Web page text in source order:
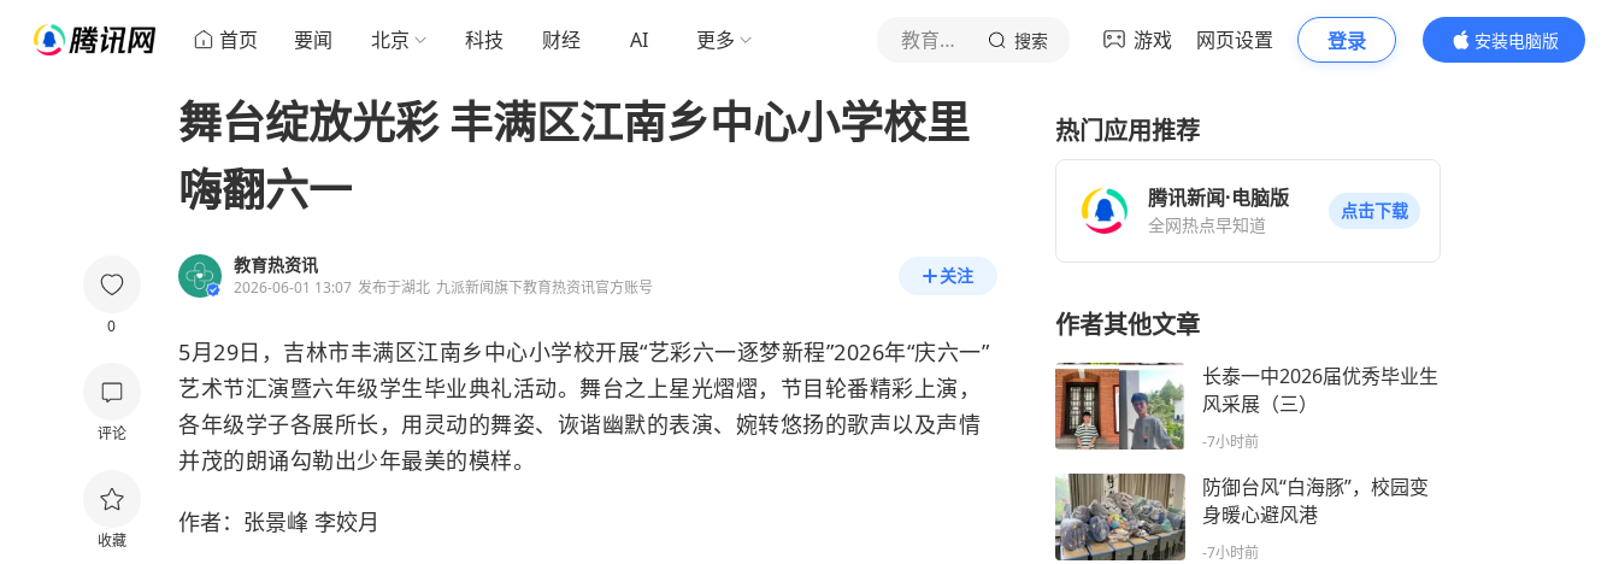
首页 要闻 北京 科技 财经 AI 更多 教育热资讯 搜索 游戏 网页设置 登录
安装电脑版
内容更精彩
0
评论
收藏
舞台绽放光彩 丰满区江南乡中心小学校里
嗨翻六一
教育热资讯
2026-06-01 13:07 发布于湖北 九派新闻旗下教育热资讯官方账号
关注
5月29日，吉林市丰满区江南乡中心小学校开展“艺彩六一逐梦新程”2026年“庆六一”
艺术节汇演暨六年级学生毕业典礼活动。舞台之上星光熠熠，节目轮番精彩上演，
各年级学子各展所长，用灵动的舞姿、诙谐幽默的表演、婉转悠扬的歌声以及声情
并茂的朗诵勾勒出少年最美的模样。
作者：张景峰 李姣月
热门应用推荐
腾讯新闻·电脑版
全网热点早知道
点击下载
作者其他文章
长泰一中2026届优秀毕业生
风采展（三）
-7小时前
防御台风“白海豚”，校园变
身暖心避风港
-7小时前